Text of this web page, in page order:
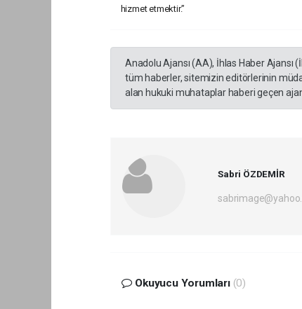
hizmet etmektir.”
Anadolu Ajansı (AA), İhlas Haber Ajansı
tüm haberler, sitemizin editörlerinin
alan hukuki muhataplar haberi geçen
Sabri ÖZDEMİR
Okuyucu Yorumları (0)